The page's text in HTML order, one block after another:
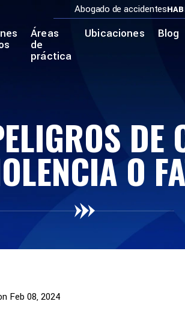
Abogado de accidentes
Áreas
de
práctica
Ubicaciones Blog
DE
O
Feb 08, 2024